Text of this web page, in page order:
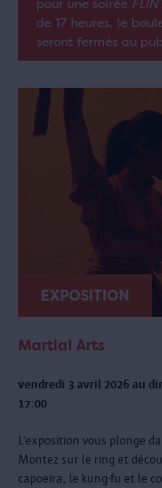
pour une soirée
de 17 heures, le
seront fermés au
EXPOSITION
Martial Arts
vendredi 3 avril 2026 au
17:00
L’exposition vous plonge
Montez sur le ring et
capoeira, le kung-fu et le